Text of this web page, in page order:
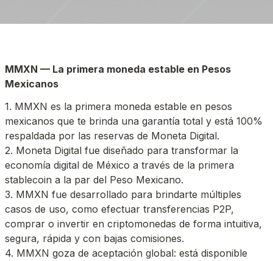
MMXN — La primera moneda estable en Pesos
Mexicanos
1. MMXN es la primera moneda estable en pesos
mexicanos que te brinda una garantía total y está 100%
2. Moneta Digital fue diseñado para transformar la
economía digital de México a través de la primera
3. MMXN fue desarrollado para brindarte múltiples
casos de uso, como efectuar transferencias P2P,
comprar o invertir en criptomonedas de forma intuitiva,
4. MMXN goza de aceptación global: está disponible